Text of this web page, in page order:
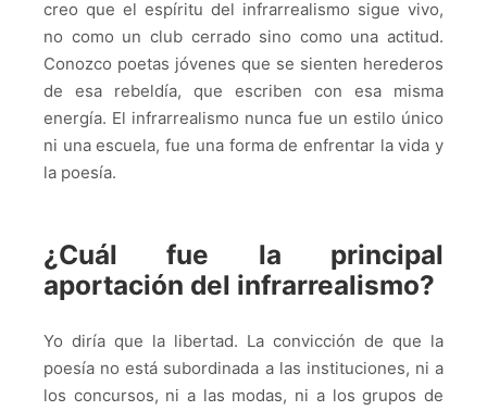
creo que el espíritu del infrarrealismo sigue vivo,
no como un club cerrado sino como una actitud.
Conozco poetas jóvenes que se sienten herederos
de esa rebeldía, que escriben con esa misma
energía. El infrarrealismo nunca fue un estilo único
ni una escuela, fue una forma de enfrentar la vida y
la poesía.
¿Cuál fue la principal
aportación del infrarrealismo?
Yo diría que la libertad. La convicción de que la
poesía no está subordinada a las instituciones, ni a
los concursos, ni a las modas, ni a los grupos de